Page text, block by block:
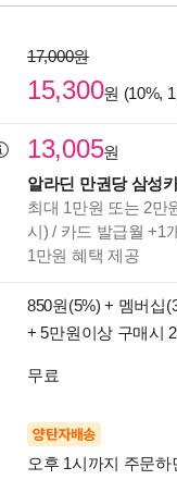
17,000원
15,300원 (10%,
13,005원
알라딘 만권당 삼성
최대 1만원 또는 2만
시) / 카드 발급월 +1
1만원 혜택 제공
850원(5%) + 멤버십
+ 5만원이상 구매시
무료
양탄자배송
오후 1시까지 주문하